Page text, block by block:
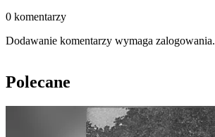
0 komentarzy
Dodawanie komentarzy wymaga zalogowania.
Polecane